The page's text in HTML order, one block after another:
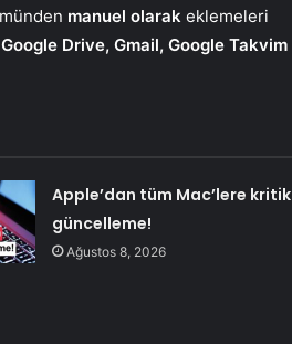
manuel olarak eklemeleri
Drive, Gmail, Google Takvim
Apple’dan tüm Mac’lere kritik
güncelleme!
Ağustos 8, 2026